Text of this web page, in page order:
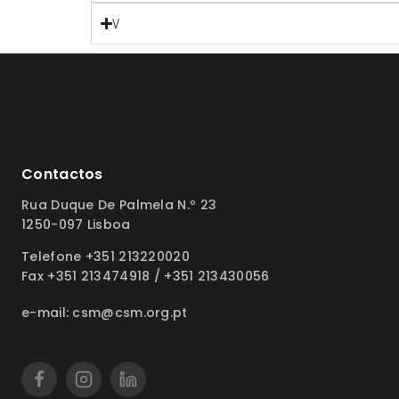
V
Contactos
Rua Duque De Palmela N.º 23
1250-097 Lisboa
Telefone +351 213220020
Fax +351 213474918 / +351 213430056
e-mail: csm@csm.org.pt